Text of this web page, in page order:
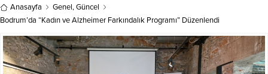
Anasayfa Genel,Güncel
Bodrum’da “Kadın ve Alzheimer Farkındalık Programı” Düzenlendi